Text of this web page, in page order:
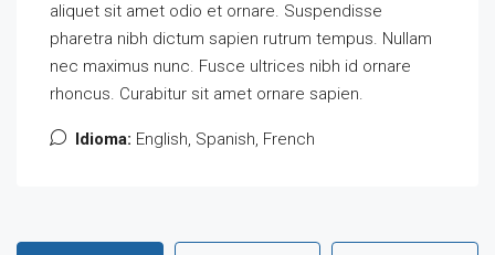
aliquet sit amet odio et ornare. Suspendisse
pharetra nibh dictum sapien rutrum tempus. Nullam
nec maximus nunc. Fusce ultrices nibh id ornare
rhoncus. Curabitur sit amet ornare sapien.
Idioma: English, Spanish, French